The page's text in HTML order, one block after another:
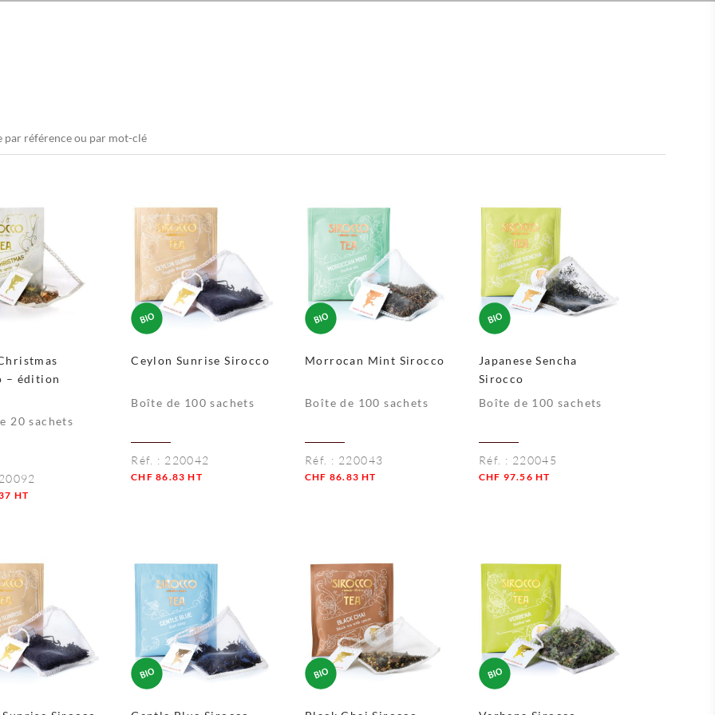
– édition
20 sachets
HT
Ceylon Sunrise Sirocco
Boîte de 100 sachets
Réf. : 220042
CHF 86.83 HT
Morrocan Mint Sirocco
Boîte de 100 sachets
Réf. : 220043
CHF 86.83 HT
Japanese Sencha
Sirocco
Boîte de 100 sachets
Réf. : 220045
CHF 97.56 HT